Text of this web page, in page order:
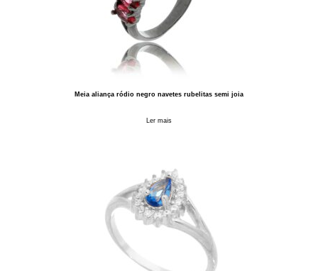
Meia aliança ródio negro navetes rubelitas semi joia
Ler mais